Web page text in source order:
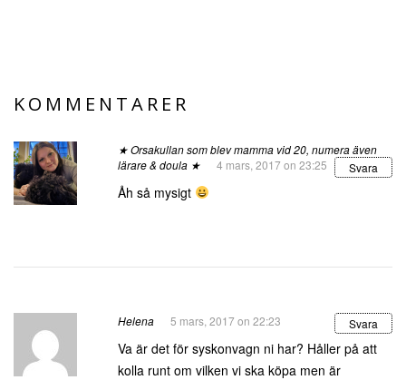
KOMMENTARER
★ Orsakullan som blev mamma vid 20, numera även
lärare & doula ★
4 mars, 2017 on 23:25 Svara
Åh så mysigt
Helena 5 mars, 2017 on 22:23 Svara
Va är det för syskonvagn ni har? Håller på att
kolla runt om vilken vi ska köpa men är